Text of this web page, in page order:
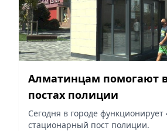
Алматинцам помогают
постах полиции
Сегодня в городе функционирует
стационарный пост полиции.